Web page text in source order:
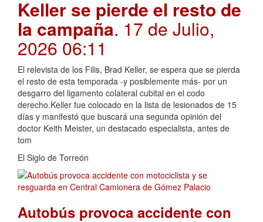
Keller se pierde el resto de
la campaña. 17 de Julio,
2026 06:11
El relevista de los Filis, Brad Keller, se espera que se pierda
el resto de esta temporada -y posiblemente más- por un
desgarro del ligamento colateral cubital en el codo
derecho.Keller fue colocado en la lista de lesionados de 15
días y manifestó que buscará una segunda opinión del
doctor Keith Meister, un destacado especialista, antes de
tom
El Siglo de Torreón
Autobús provoca accidente con